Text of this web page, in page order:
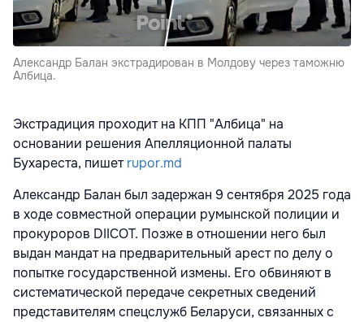
Александр Балан экстрадирован в Молдову через таможню
Албица.
Экстрадиция проходит на КПП "Албица" на
основании решения Апелляционной палаты
Бухареста, пишетrupor.md
Александр Балан был задержан 9 сентября 2025 года
в ходе совместной операции румынской полиции и
прокуроров DIICOT. Позже в отношении него был
выдан мандат на предварительный арест по делу о
попытке государственной измены. Его обвиняют в
систематической передаче секретных сведений
представителям спецслужб Беларуси, связанных с